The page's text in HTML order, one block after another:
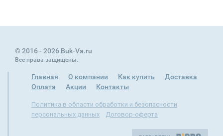
© 2016 - 2026 Buk-Va.ru
Все права защищены.
Главная О компании Как купить
Доставка
Оплата
Акции Контакты
Политика в области обработки и безопасности
персональных данных
Договор-оферта